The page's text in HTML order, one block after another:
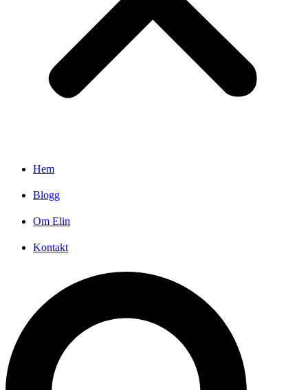
Hem
Blogg
Om Elin
Kontakt